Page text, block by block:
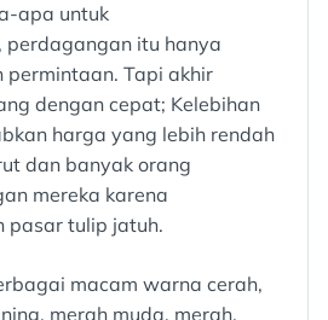
apa untuk
perdagangan itu hanya
permintaan. Tapi akhir
dengan cepat; Kelebihan
harga yang lebih rendah
dan banyak orang
mereka karena
pasar tulip jatuh.
macam warna cerah,
merah muda, merah,